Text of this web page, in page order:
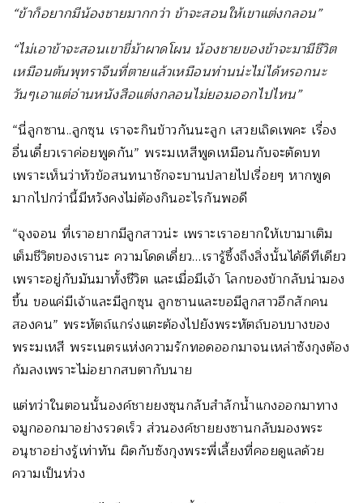
“ข้าก็อยากมีน้องชายมากกว่า ข้าจะสอนให้เขาแต่งกลอน”
“ไม่เอาข้าจะสอนเขาขี่ม้าผาดโผน น้องชายของข้าจะมามีชีวิต
เหมือนต้นพุทราจีนที่ตายแล้วเหมือนท่านน่ะไม่ได้หรอกนะ
วันๆเอาแต่อ่านหนังสือแต่งกลอนไม่ยอมออกไปไหน”
“นี่ลูกซาน..ลูกซุน เราจะกินข้าวกันนะลูก เสวยเถิดเพคะ เรื่อง
อื่นเดี๋ยวเราค่อยพูดกัน” พระมเหสีพูดเหมือนกับจะตัดบท
เพราะเห็นว่าหัวข้อสนทนาชักจะบานปลายไปเรื่อยๆ หากพูด
มากไปกว่านี้มีหวังคงไม่ต้องกินอะไรกันพอดี
“จุงจอน ที่เราอยากมีลูกสาวน่ะ เพราะเราอยากให้เขามาเติม
เต็มชีวิตของเรานะ ความโดดเดี่ยว…เรารู้ซึ้งถึงสิ่งนั้นได้ดีทีเดียว
เพราะอยู่กับมันมาทั้งชีวิต และเมื่อมีเจ้า โลกของข้ากลับน่ามอง
ขึ้น ขอแค่มีเจ้าและมีลูกซุน ลูกซานและขอมีลูกสาวอีกสักคน
สองคน” พระหัตถ์แกร่งแตะต้องไปยังพระหัตถ์บอบบางของ
พระมเหสี พระเนตรแห่งความรักทอดออกมาจนเหล่าซังกุงต้อง
ก้มลงเพราะไม่อยากสบตากับนาย
แต่ทว่าในตอนนั้นองค์ชายยงซุนกลับสำลักน้ำแกงออกมาทาง
จมูกออกมาอย่างรวดเร็ว ส่วนองค์ชายยงซานกลับมองพระ
อนุชาอย่างรู้เท่าทัน ผิดกับซังกุงพระพี่เลี้ยงที่คอยดูแลด้วย
ความเป็นห่วง